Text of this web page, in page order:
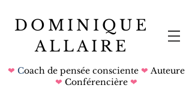
DOMINIQUE
ALLAIRE
❤ Coach de pensée consciente ❤ Auteure
❤ Conférencière ❤